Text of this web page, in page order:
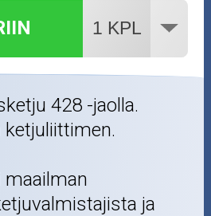
428 -jaolla.
ketjuliittimen.
maailman
ja